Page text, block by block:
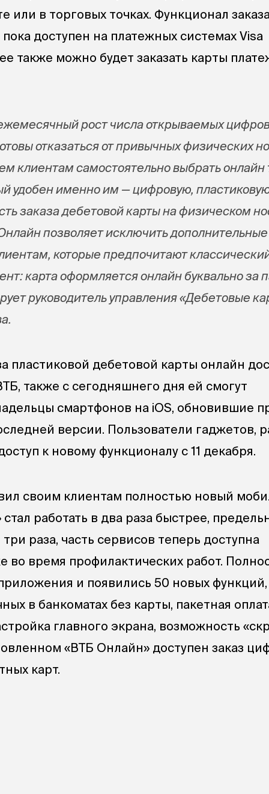
или в торговых точках. Функционал
доступен на платежных системах Visa
также можно будет заказать карты
рост числа открываемых
отказаться от привычных физических
клиентам самостоятельно выбрать онлайн
удобен именно им — цифровую,
заказа дебетовой карты на физическом
позволяет исключить
которые предпочитают
карта оформляется онлайн буквально за
руководитель управления «Дебетовые
.
пластиковой дебетовой карты онлайн
также с сегодняшнего дня ей смогут
смартфонов на iOS, обновившие
версии. Пользователи гаджетов,
к новому функционалу с 11 декабря.
своим клиентам полностью новый
работать в два раза быстрее,
раза, часть сервисов теперь доступна
во время профилактических работ.
и появились 50 новых
в банкоматах без карты, пакетная
главного экрана, возможность
«ВТБ Онлайн» доступен заказ
карт.